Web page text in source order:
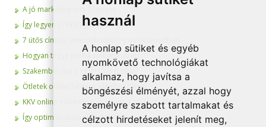
használ
A honlap sütiket és egyéb
nyomkövető technológiákat
alkalmaz, hogy javítsa a
böngészési élményét, azzal hogy
személyre szabott tartalmakat és
célzott hirdetéseket jelenít meg,
A jó marketing terv 5 lépése
Így legyen jó KKV web stratégiája!
7 ütős címsor ami működni fog a reklámodban
Hogyan tegye jobbá webáruházát?
Szakember írja a céges blogunkat?
Ötletek online hirdető vállalkozóknak
KKV online marketing: mire van szüksége 2015-ben?
Így optimalizáljuk weboldalunkat